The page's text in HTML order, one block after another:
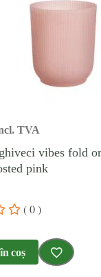
TVA
vibes fold
pink
( 0 )
coș